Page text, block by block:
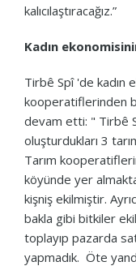
kalıcılaştıracağız.”
Kadın
Tirbê Spî 'de kadın
kooperatiflerinden
devam etti: " Tirbê
oluşturdukları 3
Tarım
köyünde yer
kişniş ekilmiştir.
bakla gibi bitkiler
toplayıp pazarda
yapmadık. Öte